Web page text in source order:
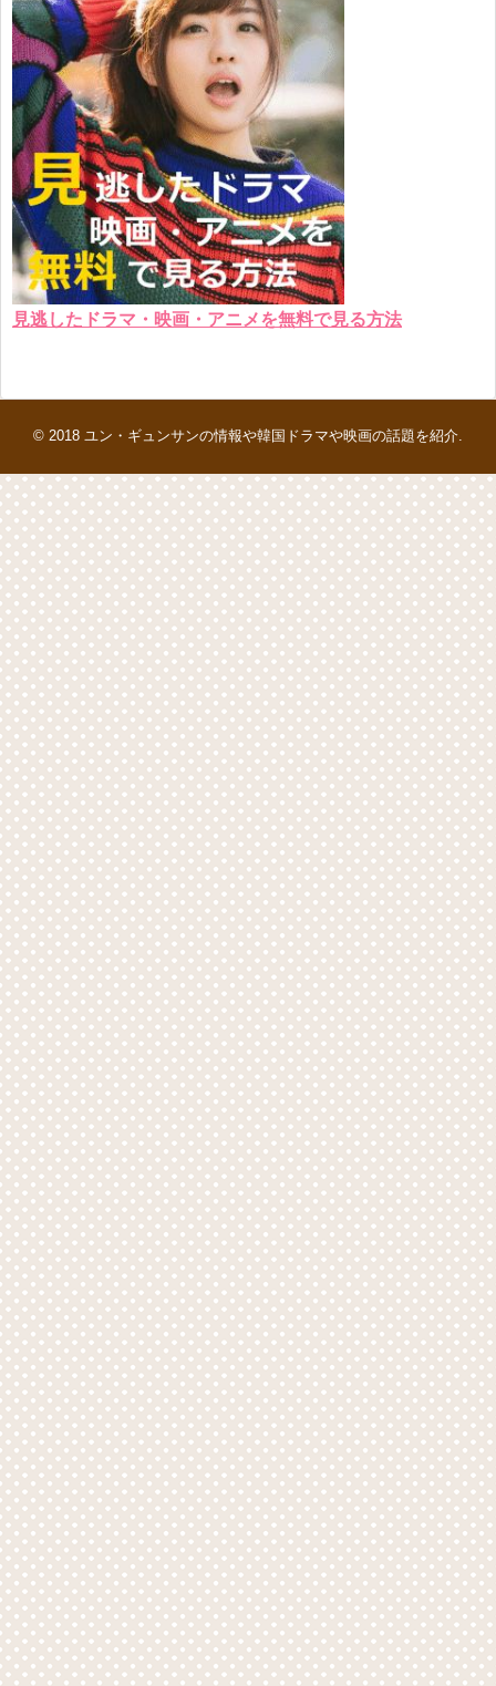
見逃したドラマ・映画・アニメを無料で見る方法
© 2018 ユン・ギュンサンの情報や韓国ドラマや映画の話題を紹介.